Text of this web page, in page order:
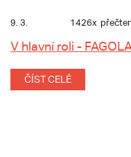
9. 3. 1426x
V hlavní roli -
ČÍST CELÉ